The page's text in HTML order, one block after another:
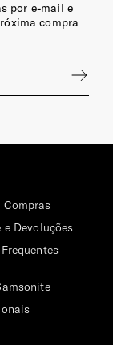
por e-mail e
compra
e Devoluções